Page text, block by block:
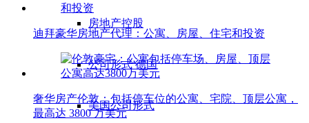
房地产控股
公司形式 德国
美国公司形式
迪拜豪华房地产代理：公寓、房屋、住宅和投资
奢华房产伦敦：包括停车位的公寓、宅院、顶层公寓，
最高达 3800 万美元